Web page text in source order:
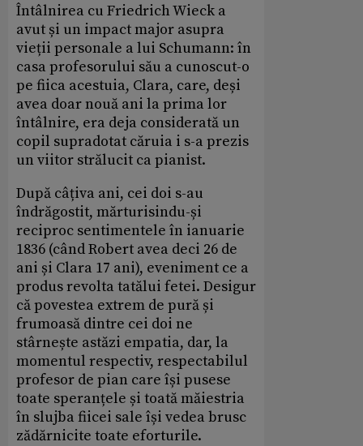
Întâlnirea cu Friedrich Wieck a
avut și un impact major asupra
vieții personale a lui Schumann: în
casa profesorului său a cunoscut-o
pe fiica acestuia, Clara, care, deși
avea doar nouă ani la prima lor
întâlnire, era deja considerată un
copil supradotat căruia i s-a prezis
un viitor strălucit ca pianist.
După câțiva ani, cei doi s-au
îndrăgostit, mărturisindu-și
reciproc sentimentele în ianuarie
1836 (când Robert avea deci 26 de
ani și Clara 17 ani), eveniment ce a
produs revolta tatălui fetei. Desigur
că povestea extrem de pură și
frumoasă dintre cei doi ne
stârnește astăzi empatia, dar, la
momentul respectiv, respectabilul
profesor de pian care își pusese
toate speranțele și toată măiestria
în slujba fiicei sale își vedea brusc
zădărnicite toate eforturile.